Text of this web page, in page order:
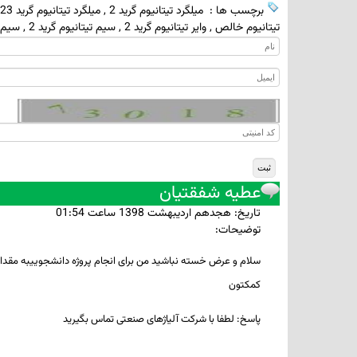
برچسب ها : میلگرد تیتانیوم گرید 2 ,میلگرد تیتانیوم گرید 23
تیتانیوم خالص,وایر تیتانیوم گرید 2 ,سیم تیتانیوم گرید 2 ,سیم
عطیه شفقتیان
تاريخ: هجدهم ارديبهشت 1398 ساعت 01:54
توضيحات:
کمکتون
پاسخ: لطفا با شرکت آلیاژهای صنعتی تماس بگیرید